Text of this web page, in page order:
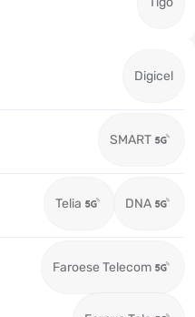
Digicel
SMART
Telia DNA
Faroese Telecom